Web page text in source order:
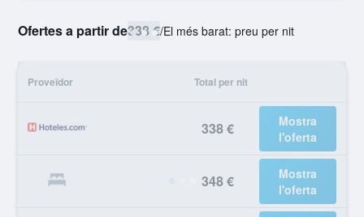
Ofertes a partir de338 €/El més barat: preu per nit
Proveïdor Total per nit
338 €
Mostra
l'oferta
348 €
Mostra
l'oferta